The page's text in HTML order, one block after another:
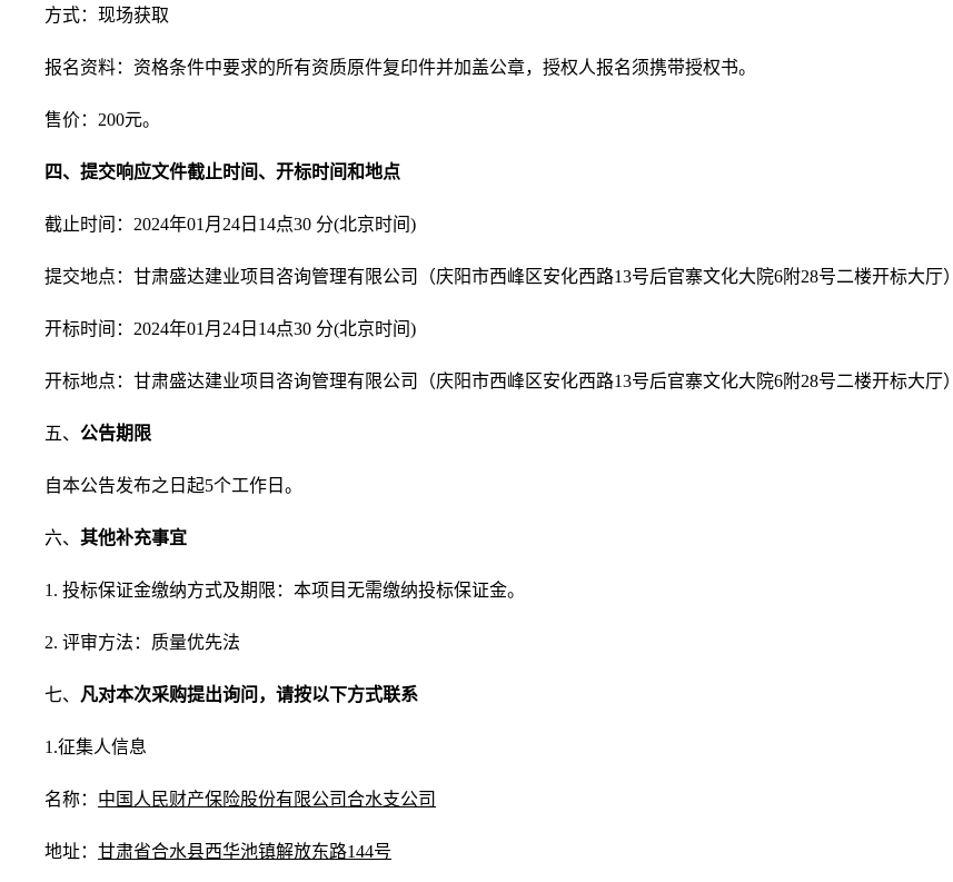
方式：现场获取
报名资料：资格条件中要求的所有资质原件复印件并加盖公章，授权人报名须携带授权书。
售价：200元。
四、提交响应文件截止时间、开标时间和地点
截止时间：2024年01月24日14点30 分(北京时间)
提交地点：甘肃盛达建业项目咨询管理有限公司（庆阳市西峰区安化西路13号后官寨文化大院6附28号二楼开标大厅）
开标时间：2024年01月24日14点30 分(北京时间)
开标地点：甘肃盛达建业项目咨询管理有限公司（庆阳市西峰区安化西路13号后官寨文化大院6附28号二楼开标大厅）
五、 公告期限
自本公告发布之日起5个工作日。
六、 其他补充事宜
1. 投标保证金缴纳方式及期限：本项目无需缴纳投标保证金。
2. 评审方法：质量优先法
七、 凡对本次采购提出询问，请按以下方式联系
1.征集人信息
名称： 中国人民财产保险股份有限公司合水支公司
地址： 甘肃省合水县西华池镇解放东路144号